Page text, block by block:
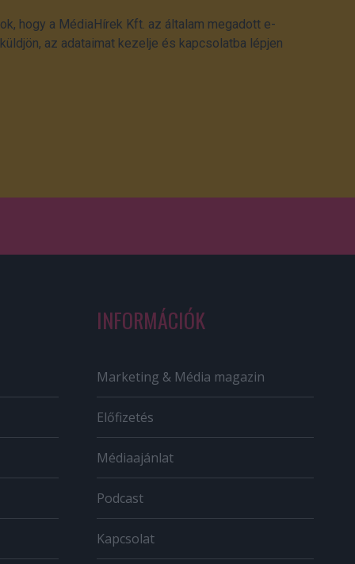
hogy a MédiaHírek Kft. az általam megadott e-
az adataimat kezelje és kapcsolatba lépjen
INFORMÁCIÓK
Marketing & Média magazin
Előfizetés
Médiaajánlat
Podcast
Kapcsolat